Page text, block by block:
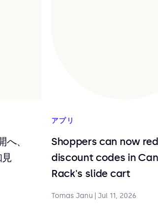
、
アプリ
Shoppers can now
discount codes in
Rack's slide cart
Tomas Janu Jul 11, 2026